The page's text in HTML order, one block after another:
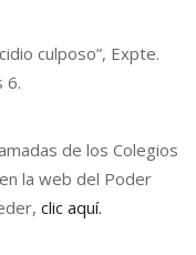
culposo”, Expte.
6.
de los Colegios
la web del Poder
clic aquí.